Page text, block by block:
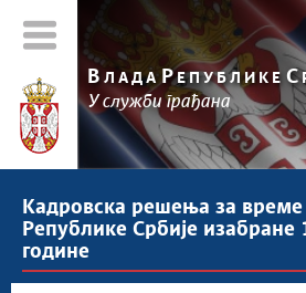
В ЛАДА РЕПУБЛИКЕ С
У служби грађана
Кадровска решења за
Републике Србије изабране
године